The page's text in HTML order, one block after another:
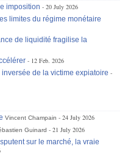
imposition
20 July 2026
limites du régime monétaire
de liquidité fragilise la
12 Feb. 2026
de la victime expiatoire
Vincent Champain
24 July 2026
Guinard
21 July 2026
sur le marché, la vraie